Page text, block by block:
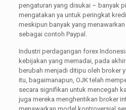
pengaturan yang disukai – banyak
mengatakan ya untuk peringkat
meskipun banyak yang
sebagai contoh Paypal.
Industri perdagangan forex
kebijakan yang memadai, pada
berubah menjadi ditipu oleh broker
itu, bagaimanapun, OJK telah
secara signifikan untuk mencegah
juga mereka menghentikan broker